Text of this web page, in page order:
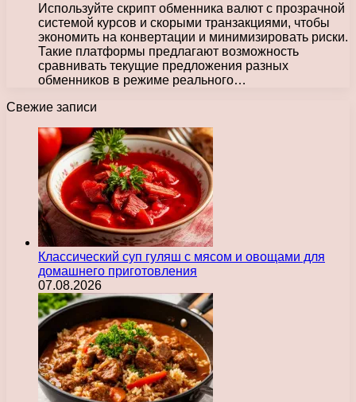
Используйте скрипт обменника валют с прозрачной
системой курсов и скорыми транзакциями, чтобы
экономить на конвертации и минимизировать риски.
Такие платформы предлагают возможность
сравнивать текущие предложения разных
обменников в режиме реального…
Свежие записи
Классический суп гуляш с мясом и овощами для
домашнего приготовления
07.08.2026